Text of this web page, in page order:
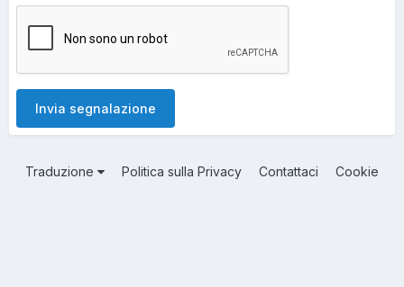
Invia segnalazione
Traduzione Politica sulla Privacy Contattaci Cookie